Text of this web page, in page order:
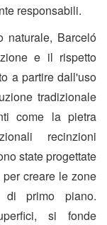
responsabili.
naturale, Barceló
e il rispetto
a partire dall'uso
tradizionale
come la pietra
recinzioni
state progettate
creare le zone
di primo piano.
si fonde